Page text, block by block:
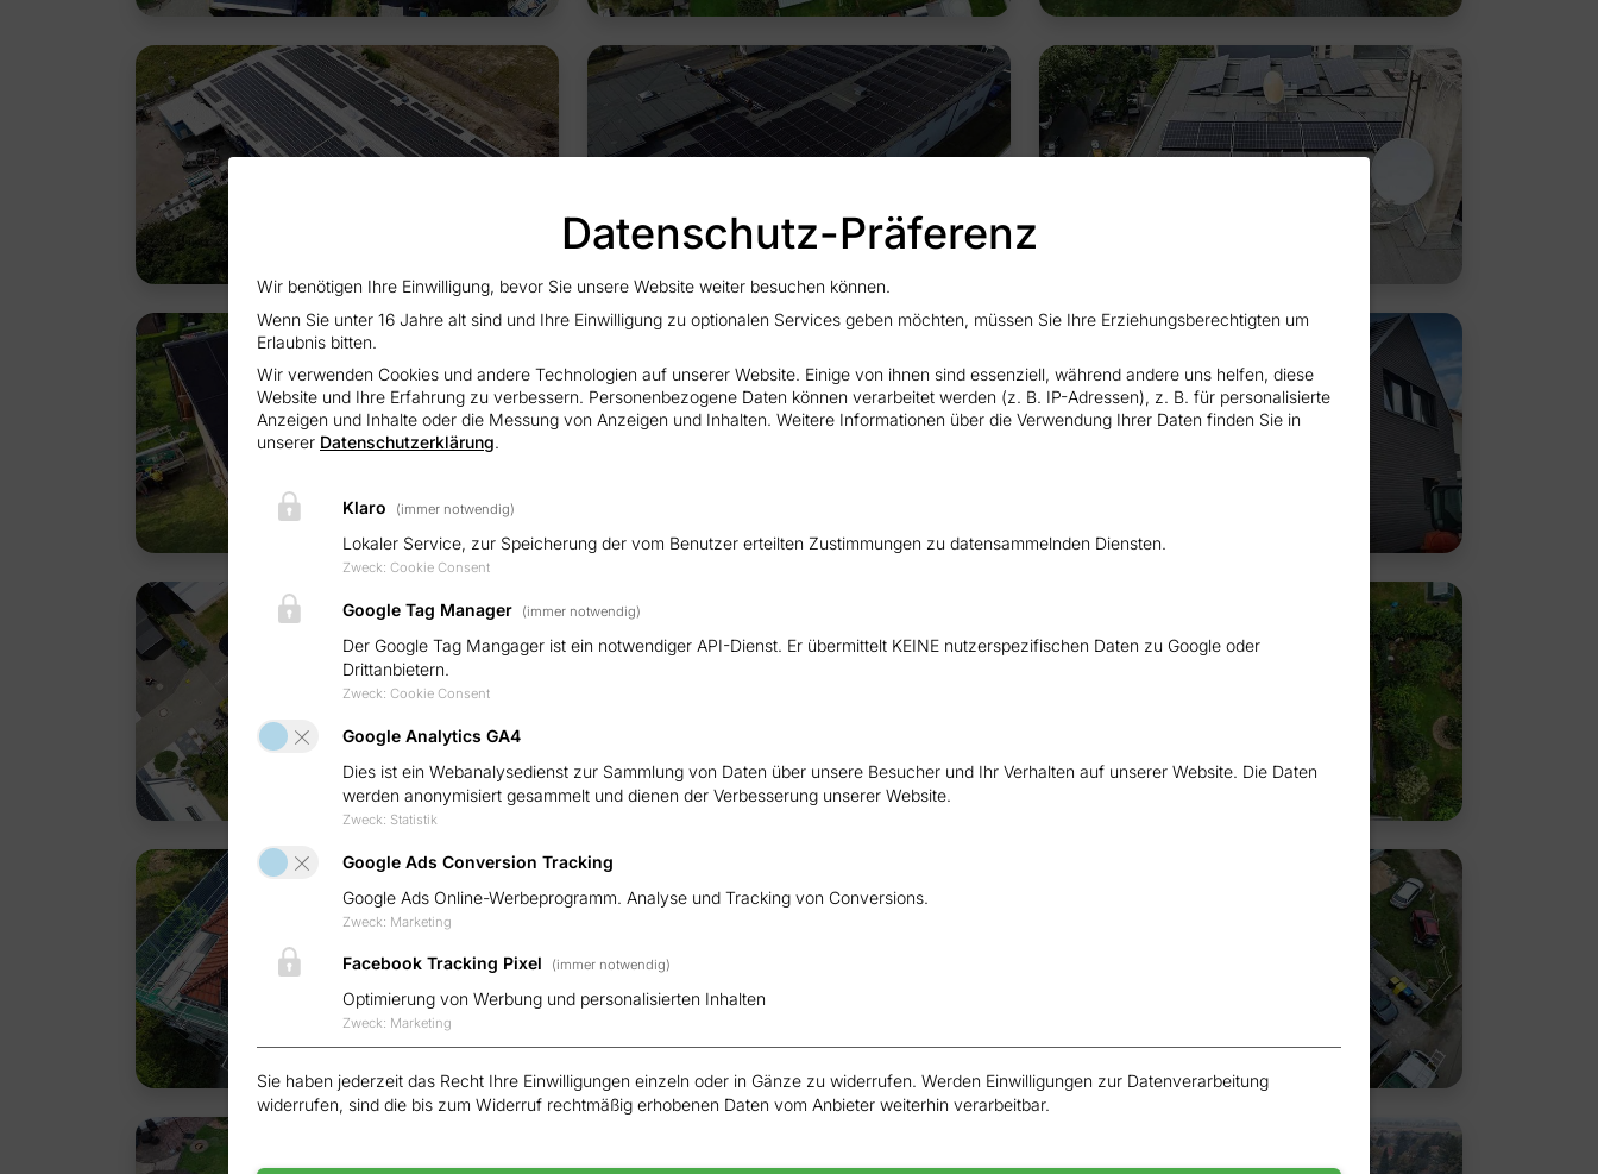
Datenschutz-Präferenz
Wir benötigen Ihre Einwilligung, bevor Sie unsere Website weiter besuchen können.
Wenn Sie unter 16 Jahre alt sind und Ihre Einwilligung zu optionalen Services geben möchten, müssen Sie Ihre Erziehungsberechtigten um
Erlaubnis bitten.
Wir verwenden Cookies und andere Technologien auf unserer Website. Einige von ihnen sind essenziell, während andere uns helfen, diese
Website und Ihre Erfahrung zu verbessern. Personenbezogene Daten können verarbeitet werden (z. B. IP-Adressen), z. B. für personalisierte
Anzeigen und Inhalte oder die Messung von Anzeigen und Inhalten. Weitere Informationen über die Verwendung Ihrer Daten finden Sie in
unserer Datenschutzerklärung.
Klaro (immer notwendig)
Lokaler Service, zur Speicherung der vom Benutzer erteilten Zustimmungen zu datensammelnden Diensten.
Zweck: Cookie Consent
Google Tag Manager (immer notwendig)
Der Google Tag Mangager ist ein notwendiger API-Dienst. Er übermittelt KEINE nutzerspezifischen Daten zu Google oder
Drittanbietern.
Zweck: Cookie Consent
Google Analytics GA4
Dies ist ein Webanalysedienst zur Sammlung von Daten über unsere Besucher und Ihr Verhalten auf unserer Website. Die Daten
werden anonymisiert gesammelt und dienen der Verbesserung unserer Website.
Zweck: Statistik
Google Ads Conversion Tracking
Google Ads Online-Werbeprogramm. Analyse und Tracking von Conversions.
Zweck: Marketing
Facebook Tracking Pixel (immer notwendig)
Optimierung von Werbung und personalisierten Inhalten
Zweck: Marketing
Sie haben jederzeit das Recht Ihre Einwilligungen einzeln oder in Gänze zu widerrufen. Werden Einwilligungen zur Datenverarbeitung
widerrufen, sind die bis zum Widerruf rechtmäßig erhobenen Daten vom Anbieter weiterhin verarbeitbar.